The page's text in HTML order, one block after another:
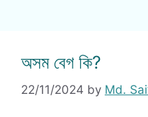
অসম বেগ কি?
22/11/2024 by Md.